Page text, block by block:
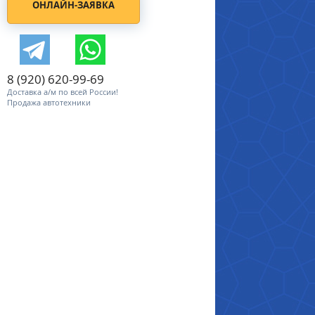
ОНЛАЙН-ЗАЯВКА
8 (920) 620-99-69
Доставка а/м по всей России!
Продажа автотехники